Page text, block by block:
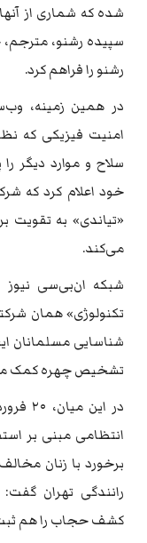
شده که شماری از
سپیده رشنو، مترجم،
رشنو را فراهم کرد.
امنیت فیزیکی که
خود اعلام کرد که
«تیاندی» به تقویت
می‌کند.
شبکه ان‌بی‌سی نیوز
تکنولوژی» همان
شناسایی مسلمانان
تشخیص چهره کمک
در
انتظامی مبنی بر
برخورد با زنان
رانندگی تهران
کشف حجاب را هم